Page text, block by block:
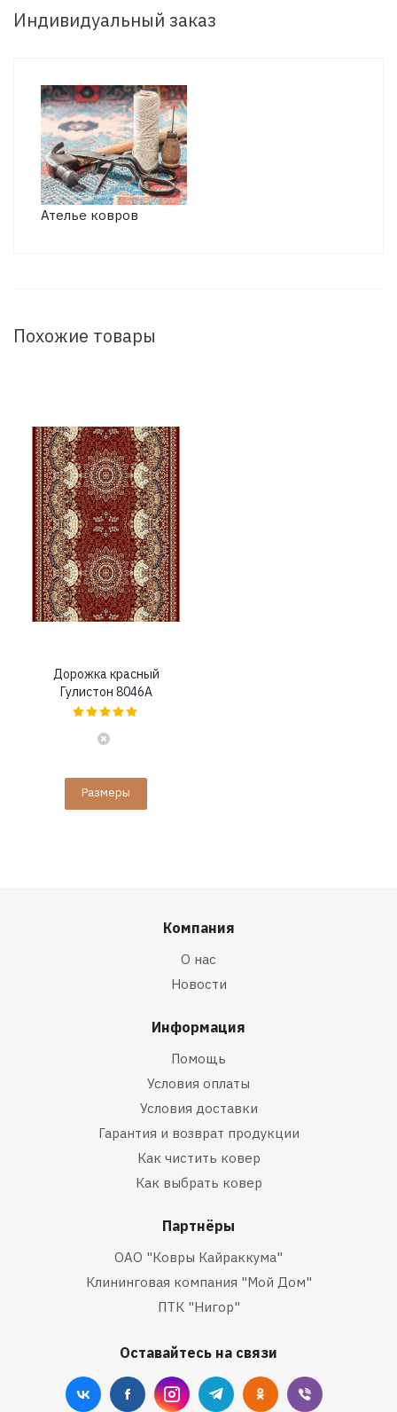
Индивидуальный заказ
Ателье ковров
Похожие товары
Дорожка красный
Гулистон 8046A
Размеры
Компания
О нас
Новости
Информация
Помощь
Условия оплаты
Условия доставки
Гарантия и возврат продукции
Как чистить ковер
Как выбрать ковер
Партнёры
ОАО "Ковры Кайраккума"
Клининговая компания "Мой Дом"
ПТК "Нигор"
Оставайтесь на связи